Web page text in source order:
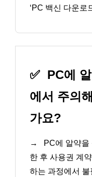
‘PC 백신 다운로
✅ PC에
에서 주의
가요?
→
PC에 알약을
한 후 사용권 계
하는 과정에서